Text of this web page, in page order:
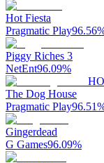
Hot Fiesta
Pragmatic Play96.56
Piggy Riches 3
NetEnt96.09%
The Dog House
Pragmatic Play96.51
Gingerdead
G Games96.09%